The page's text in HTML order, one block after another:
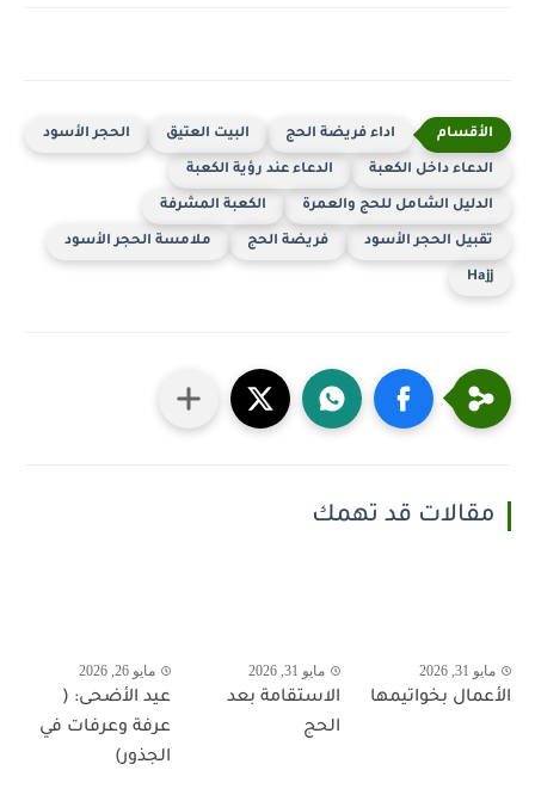
اداء فريضة الحج البيت العتيق الحجر الأسود
الدعاء داخل الكعبة الدعاء عند رؤية الكعبة
الدليل الشامل للحج والعمرة الكعبة المشرفة
تقبيل الحجر الأسود فريضة الحج ملامسة الحجر الأسود
Hajj
مقالات قد تهمك
مايو 31, 2026
الأعمال بخواتيمها
مايو 31, 2026
الاستقامة بعد
الحج
مايو 26, 2026
عيد الأضحى: (
عرفة وعرفات في
الجذور)